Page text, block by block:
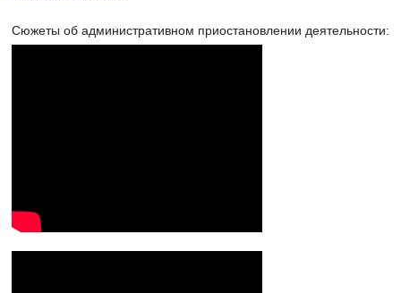
Сюжеты об административном приостановлении деятельности: